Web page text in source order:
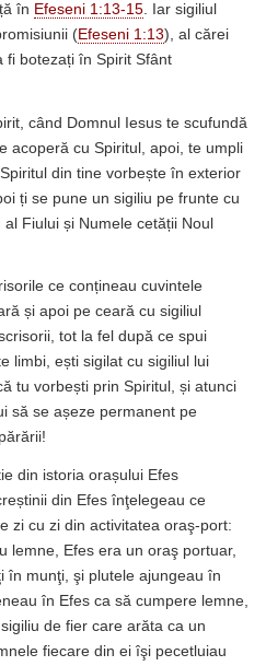
în Efeseni 1:13-15. Iar sigiliul
(Efeseni 1:13), al cărei
fi botezați în Spirit Sfânt
când Domnul Iesus te scufundă
acoperă cu Spiritul, apoi, te umpli
din tine vorbește în exterior
ți se pune un sigiliu pe frunte cu
Fiului și Numele cetății Noul
ce conțineau cuvintele
și apoi pe ceară cu sigiliul
tot la fel după ce spui
limbi, ești sigilat cu sigiliul lui
tu vorbești prin Spiritul, și atunci
să se așeze permanent pe
din istoria orașului Efes
din Efes înţelegeau ce
zi cu zi din activitatea oraş-port:
lemne, Efes era un oraş portuar,
în munţi, şi plutele ajungeau în
în Efes ca să cumpere lemne,
de fier care arăta ca un
fiecare din ei îşi pecetluiau